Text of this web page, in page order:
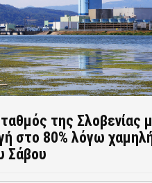
της Σλοβενίας
στο 80% λόγω
Σάβου